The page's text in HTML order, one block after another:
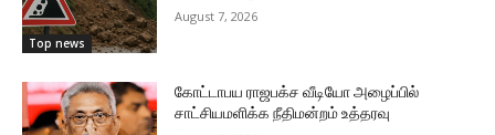
Top news
August 7, 2026
கோட்டாபய ராஜபக்ச வீடியோ அழைப்பில்
சாட்சியமளிக்க நீதிமன்றம் உத்தரவு